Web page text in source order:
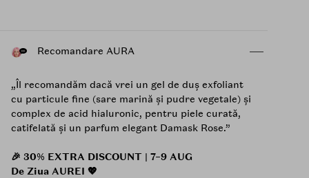
Recomandare AURA
„Îl recomandăm dacă vrei un gel de duș exfoliant
cu particule fine (sare marină și pudre vegetale) și
complex de acid hialuronic, pentru piele curată,
catifelată și un parfum elegant Damask Rose.”
🎉 30% EXTRA DISCOUNT | 7–9 AUG
De Ziua AUREI 💖